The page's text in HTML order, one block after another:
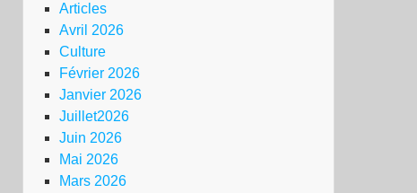
Articles
Avril 2026
Culture
Février 2026
Janvier 2026
Juillet2026
Juin 2026
Mai 2026
Mars 2026